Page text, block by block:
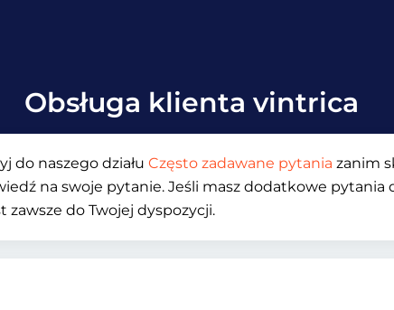
Obsługa klienta vintrica
do naszego działu Często zadawane pytania zanim
na swoje pytanie. Jeśli masz dodatkowe
zawsze do Twojej dyspozycji.